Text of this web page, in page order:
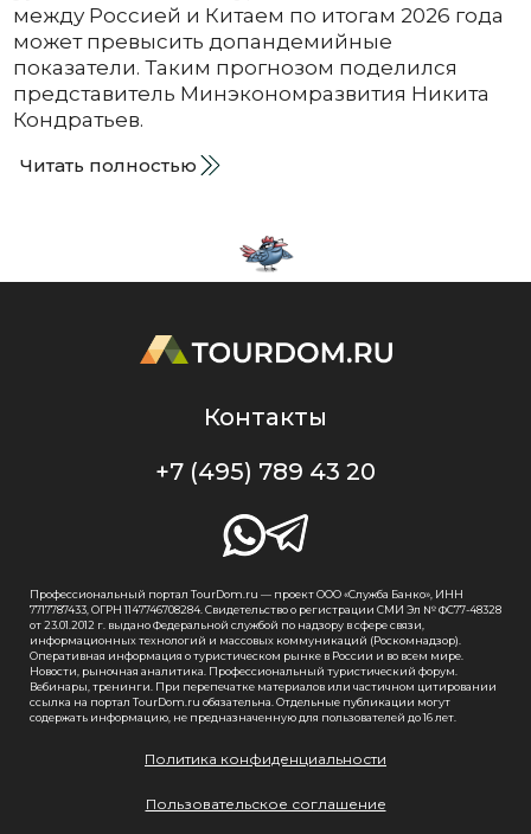
между Россией и Китаем по итогам 2026 года
может превысить допандемийные
показатели. Таким прогнозом поделился
представитель Минэкономразвития Никита
Кондратьев.
Читать полностью
Контакты
+7 (495) 789 43 20
Профессиональный портал TourDom.ru — проект ООО «Служба Банко», ИНН
7717787433, ОГРН 1147746708284. Свидетельство о регистрации СМИ Эл № ФС77-48328
от 23.01.2012 г. выдано Федеральной службой по надзору в сфере связи,
информационных технологий и массовых коммуникаций (Роскомнадзор).
Оперативная информация о туристическом рынке в России и во всем мире.
Новости, рыночная аналитика. Профессиональный туристический форум.
Вебинары, тренинги. При перепечатке материалов или частичном цитировании
ссылка на портал TourDom.ru обязательна. Отдельные публикации могут
содержать информацию, не предназначенную для пользователей до 16 лет.
Политика конфиденциальности
Пользовательское соглашение